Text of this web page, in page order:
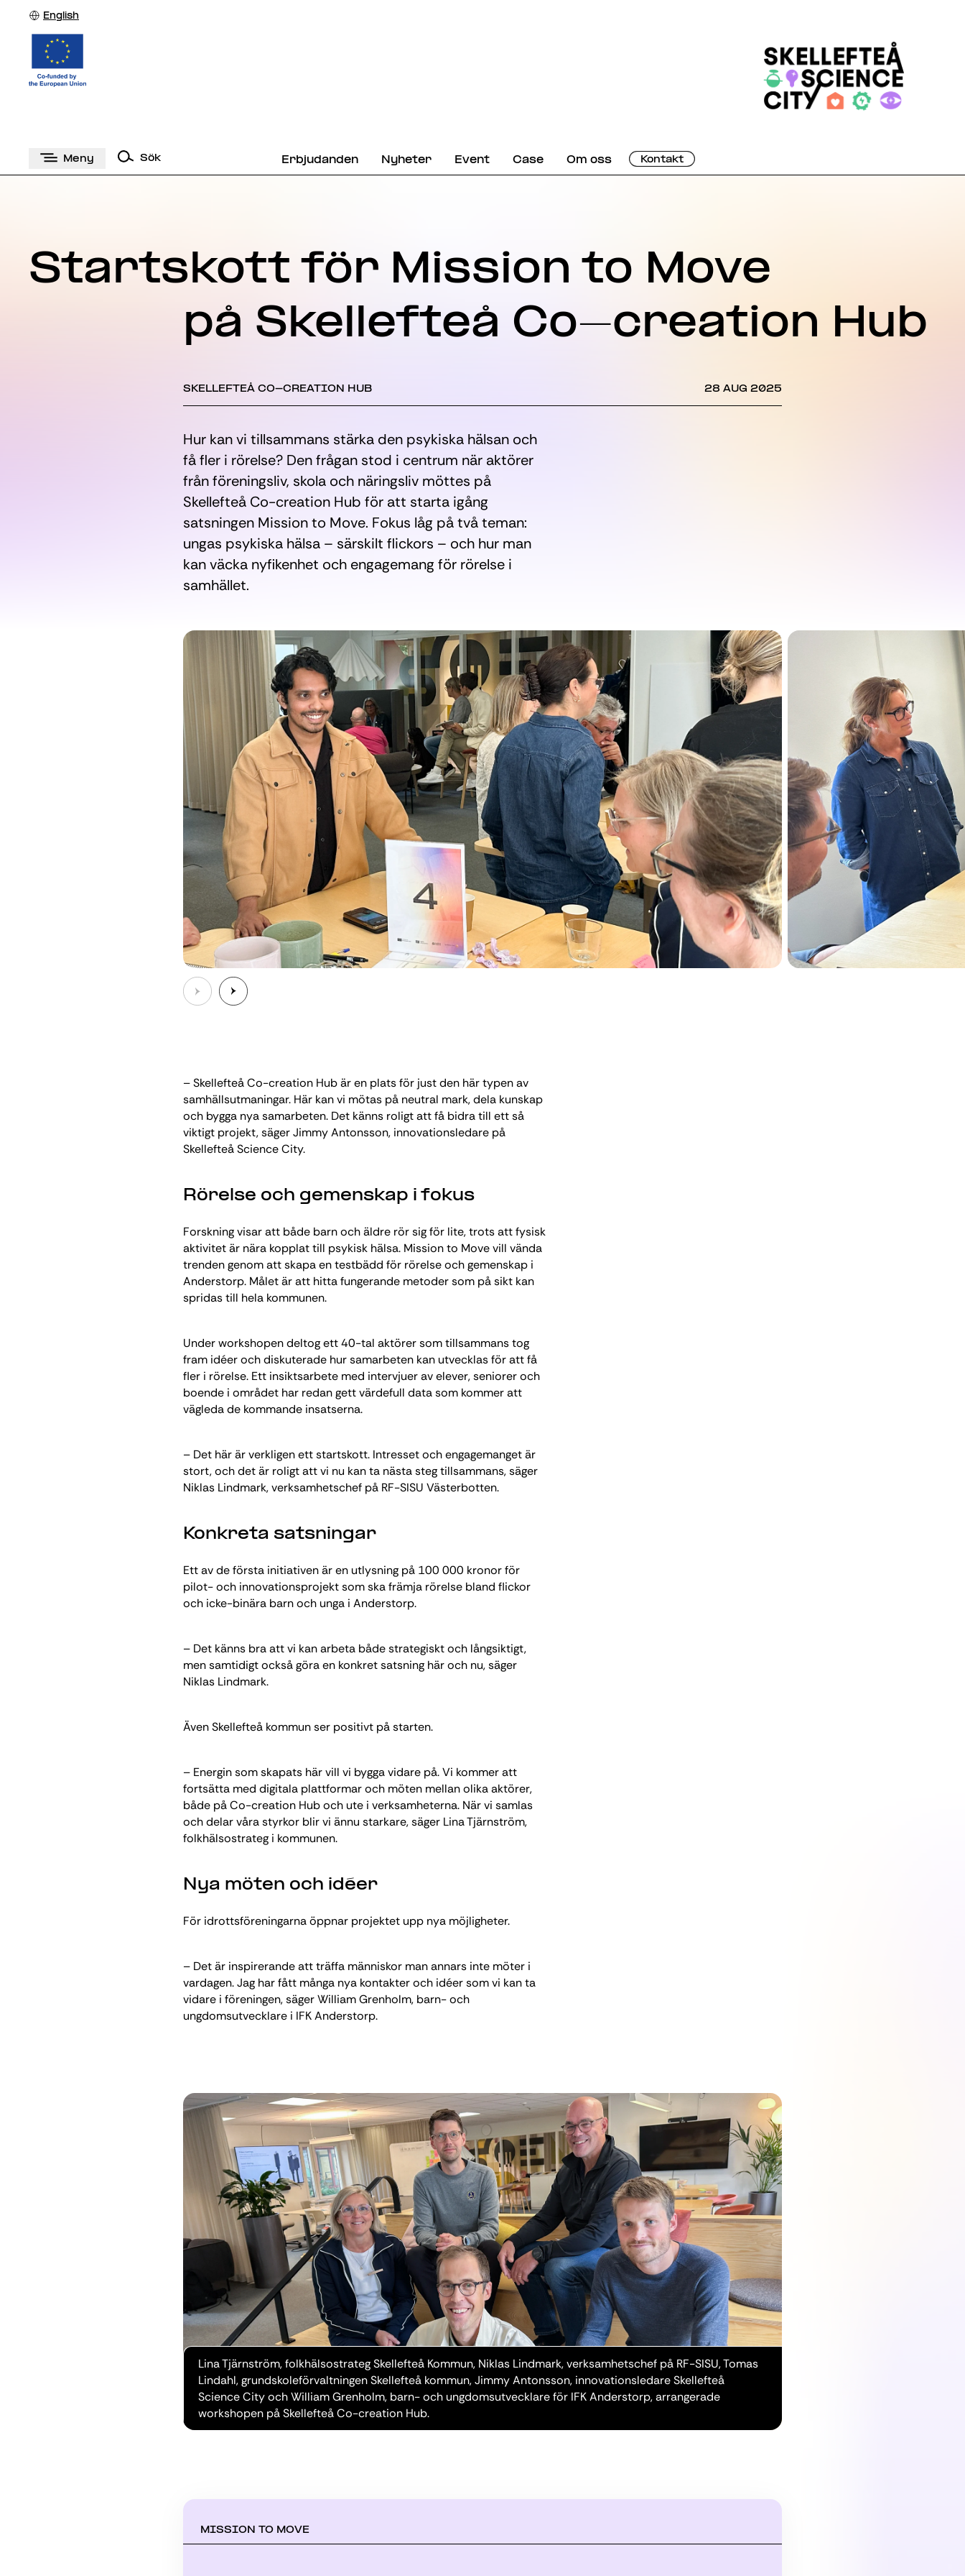
English
Meny Sök Erbjudanden Nyheter Event Case Om oss Kontakt
Startskott för Mission to Move
på Skellefteå Co-creation Hub
SKELLEFTEÅ CO-CREATION HUB 28 AUG 2025
Hur kan vi tillsammans stärka den psykiska hälsan och
få fler i rörelse? Den frågan stod i centrum när aktörer
från föreningsliv, skola och näringsliv möttes på
Skellefteå Co-creation Hub för att starta igång
satsningen Mission to Move. Fokus låg på två teman:
ungas psykiska hälsa – särskilt flickors – och hur man
kan väcka nyfikenhet och engagemang för rörelse i
samhället.
– Skellefteå Co-creation Hub är en plats för just den här typen av
samhällsutmaningar. Här kan vi mötas på neutral mark, dela kunskap
och bygga nya samarbeten. Det känns roligt att få bidra till ett så
viktigt projekt, säger Jimmy Antonsson, innovationsledare på
Skellefteå Science City.
Rörelse och gemenskap i fokus
Forskning visar att både barn och äldre rör sig för lite, trots att fysisk
aktivitet är nära kopplat till psykisk hälsa. Mission to Move vill vända
trenden genom att skapa en testbädd för rörelse och gemenskap i
Anderstorp. Målet är att hitta fungerande metoder som på sikt kan
spridas till hela kommunen.
Under workshopen deltog ett 40-tal aktörer som tillsammans tog
fram idéer och diskuterade hur samarbeten kan utvecklas för att få
fler i rörelse. Ett insiktsarbete med intervjuer av elever, seniorer och
boende i området har redan gett värdefull data som kommer att
vägleda de kommande insatserna.
– Det här är verkligen ett startskott. Intresset och engagemanget är
stort, och det är roligt att vi nu kan ta nästa steg tillsammans, säger
Niklas Lindmark, verksamhetschef på RF-SISU Västerbotten.
Konkreta satsningar
Ett av de första initiativen är en utlysning på 100 000 kronor för
pilot- och innovationsprojekt som ska främja rörelse bland flickor
och icke-binära barn och unga i Anderstorp.
– Det känns bra att vi kan arbeta både strategiskt och långsiktigt,
men samtidigt också göra en konkret satsning här och nu, säger
Niklas Lindmark.
Även Skellefteå kommun ser positivt på starten.
– Energin som skapats här vill vi bygga vidare på. Vi kommer att
fortsätta med digitala plattformar och möten mellan olika aktörer,
både på Co-creation Hub och ute i verksamheterna. När vi samlas
och delar våra styrkor blir vi ännu starkare, säger Lina Tjärnström,
folkhälsostrateg i kommunen.
Nya möten och idéer
För idrottsföreningarna öppnar projektet upp nya möjligheter.
– Det är inspirerande att träffa människor man annars inte möter i
vardagen. Jag har fått många nya kontakter och idéer som vi kan ta
vidare i föreningen, säger William Grenholm, barn- och
ungdomsutvecklare i IFK Anderstorp.
Lina Tjärnström, folkhälsostrateg Skellefteå Kommun, Niklas Lindmark, verksamhetschef på RF-SISU, Tomas
Lindahl, grundskoleförvaltningen Skellefteå kommun, Jimmy Antonsson, innovationsledare Skellefteå
Science City och William Grenholm, barn- och ungdomsutvecklare för IFK Anderstorp, arrangerade
workshopen på Skellefteå Co-creation Hub.
MISSION TO MOVE